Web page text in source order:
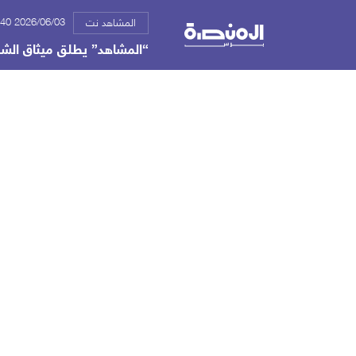
المشاهد نت 2026/06/03 07:40 م
“المشاهد” يطلق ميثاق